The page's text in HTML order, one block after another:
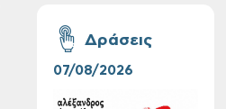
Δημοτική
Πινακοθήκη Χανίων:
Την Τρίτη 11/08
Δράσεις
07/08/2026